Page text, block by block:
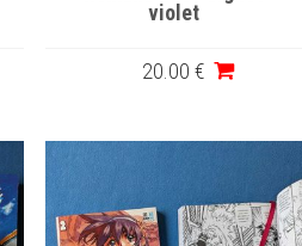
violet
20.00 €